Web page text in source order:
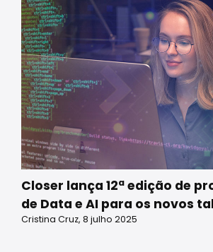
Closer lança 12ª edição de
de Data e AI para os novos
Cristina Cruz, 8 julho 2025